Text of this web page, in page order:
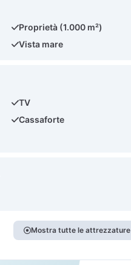
Proprietà (1.000 m²)
Vista mare
TV
Cassaforte
Mostra tutte le attrezzature